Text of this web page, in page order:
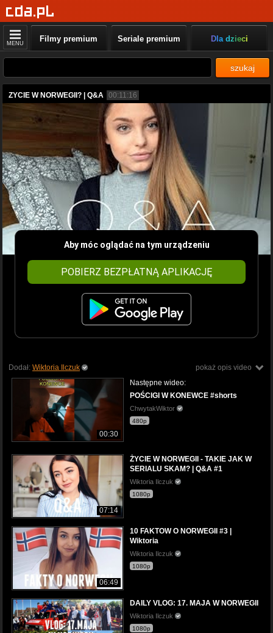
MENU Filmy premium Seriale premium Dla dzieci
szukaj
ZYCIE W NORWEGII? | Q&A 00:11:16
Aby móc oglądać na tym urządzeniu
POBIERZ BEZPŁATNĄ APLIKACJĘ
pokaż opis video
Dodał: Wiktoria Ilczuk
00:30
Następne wideo:
POŚCIGI W KONEWCE #shorts
ChwytakWiktor
480p
07:14
ŻYCIE W NORWEGII - TAKIE JAK W
SERIALU SKAM? | Q&A #1
Wiktoria Ilczuk
1080p
06:49
10 FAKTOW O NORWEGII #3 |
Wiktoria
Wiktoria Ilczuk
1080p
DAILY VLOG: 17. MAJA W NORWEGII
Wiktoria Ilczuk
1080p